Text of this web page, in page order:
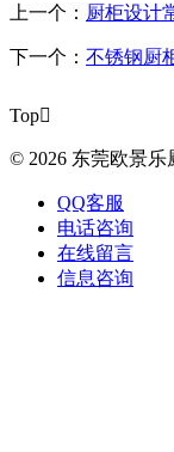
上一个： 厨柜设计
下一个： 不锈钢厨
Top
© 2026 东莞欧景乐
QQ客服
电话咨询
在线留言
信息咨询